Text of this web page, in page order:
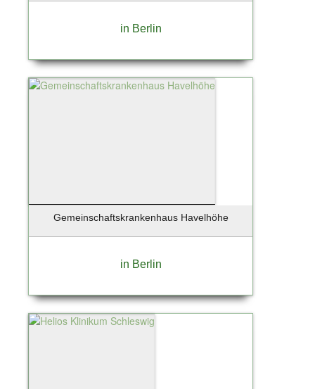
in Berlin
Gemeinschaftskrankenhaus Havelhöhe
in Berlin